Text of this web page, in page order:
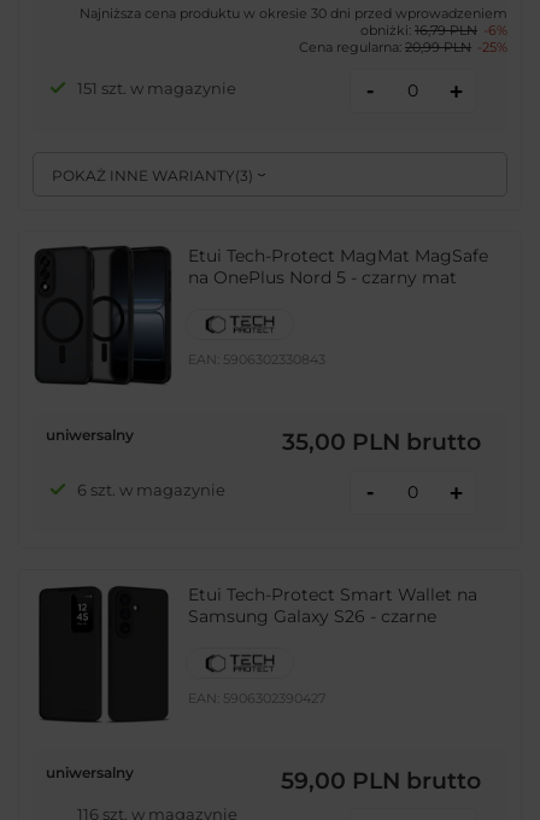
POKAŻ INNE WARIANTY( 3)
Najniższa cena produktu w okresie 30 dni przed wprowadzeniem
obniżki: 16,79 PLN -6%
Cena regularna: 20,99 PLN -25%
151 szt. w magazynie - +
Etui Tech-Protect MagMat MagSafe
na OnePlus Nord 5 - czarny mat
EAN: 5906302330843
uniwersalny 35,00 PLN brutto
6 szt. w magazynie - +
Etui Tech-Protect Smart Wallet na
Samsung Galaxy S26 - czarne
EAN: 5906302390427
uniwersalny 59,00 PLN brutto
116 szt. w magazynie